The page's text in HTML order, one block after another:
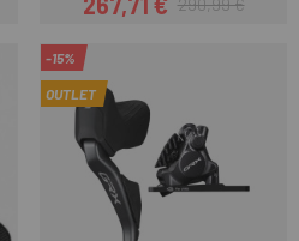
Precio
Precio regular
290,99 €
-15%
OUTLET